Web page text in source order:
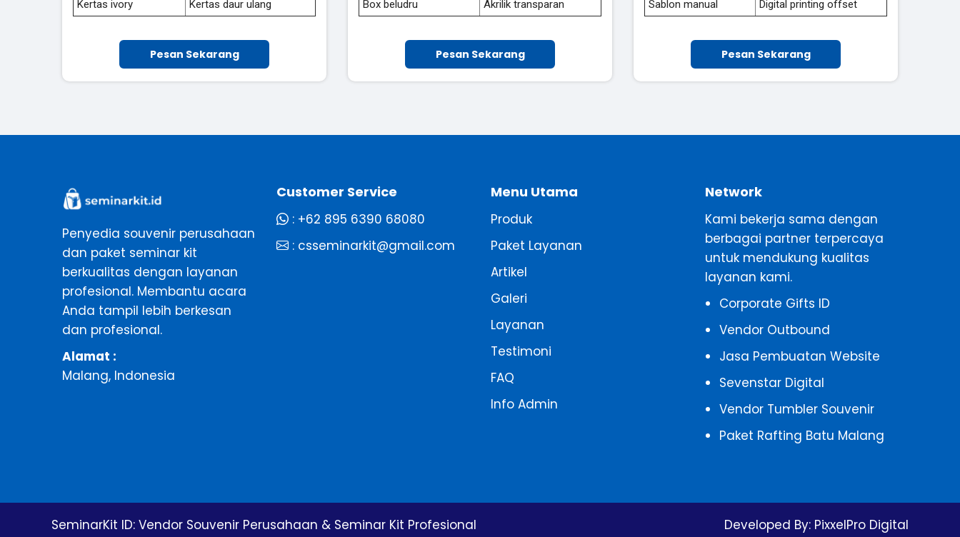
Kertas ivory
Kertas daur ulang
Pesan Sekarang
Box beludru
Akrilik transparan
Pesan Sekarang
Sablon manual
Digital printing offset
Pesan Sekarang
Penyedia souvenir perusahaan
dan paket seminar kit
berkualitas dengan layanan
profesional. Membantu acara
Anda tampil lebih berkesan
dan profesional.
Alamat :
Malang, Indonesia
Customer Service
: +62 895 6390 68080
: csseminarkit@gmail.com
Menu Utama
Produk
Paket Layanan
Artikel
Galeri
Layanan
Testimoni
FAQ
Info Admin
Network
Kami bekerja sama dengan
berbagai partner terpercaya
untuk mendukung kualitas
layanan kami.
Corporate Gifts ID
Vendor Outbound
Jasa Pembuatan Website
Sevenstar Digital
Vendor Tumbler Souvenir
Paket Rafting Batu Malang
SeminarKit ID: Vendor Souvenir Perusahaan & Seminar Kit Profesional Developed By: PixxelPro Digital